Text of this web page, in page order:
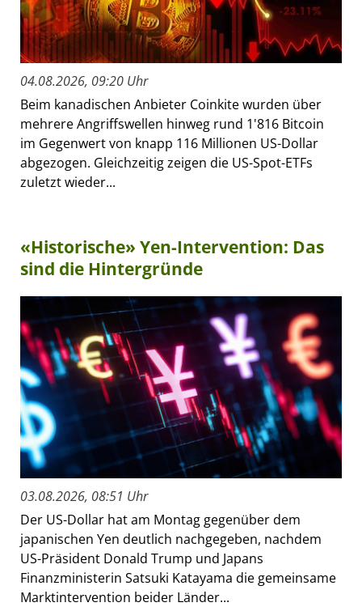
04.08.2026, 09:20 Uhr
Beim kanadischen Anbieter Coinkite wurden über
mehrere Angriffswellen hinweg rund 1'816 Bitcoin
im Gegenwert von knapp 116 Millionen US-Dollar
abgezogen. Gleichzeitig zeigen die US-Spot-ETFs
zuletzt wieder...
«Historische» Yen-Intervention: Das
sind die Hintergründe
03.08.2026, 08:51 Uhr
Der US-Dollar hat am Montag gegenüber dem
japanischen Yen deutlich nachgegeben, nachdem
US-Präsident Donald Trump und Japans
Finanzministerin Satsuki Katayama die gemeinsame
Marktintervention beider Länder...